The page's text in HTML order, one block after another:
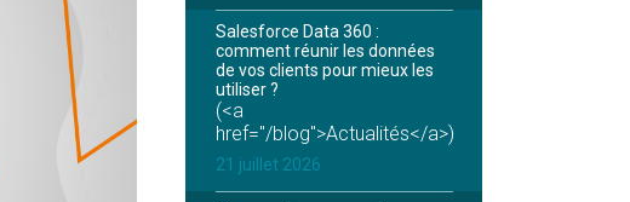
Salesforce Data 360 :
comment réunir les données
de vos clients pour mieux les
utiliser ?
(<a
href="/blog">Actualités</a>)
21 juillet 2026